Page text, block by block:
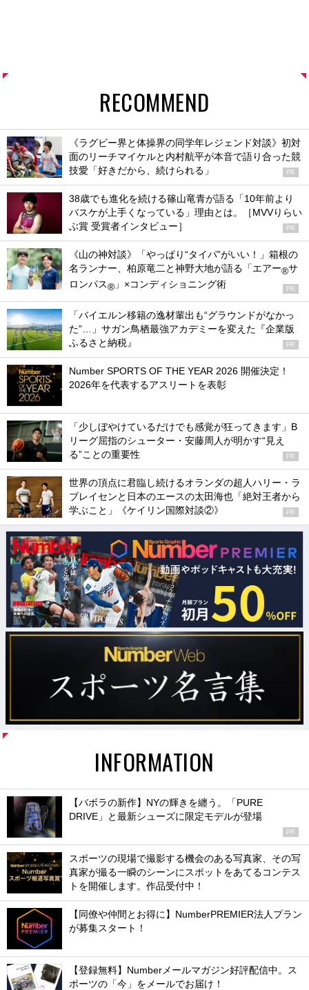
RECOMMEND
《ラグビー界と体操界の同学年レジェンド対談》初対
面のリーチマイケルと内村航平が本音で語り合った競
技愛「好きだから、続けられる」
PR
38歳でも進化を続ける篠山竜青が語る「10年前より
バスケが上手くなっている」理由とは。［MVVりらい
ぶ賞 受賞者インタビュー］
PR
《山の神対談》「やっぱり“タイパ”がいい！」箱根の
名ランナー、柏原竜二と神野大地が語る「エアー®サ
ロンパス® 」×コンディショニング術 PR
「バイエルン移籍の逸材輩出も“グラウンドがなかっ
た”…」サガン鳥栖最強アカデミーを変えた『企業版
ふるさと納税』
PR
Number SPORTS OF THE YEAR 2026 開催決定！
2026年を代表するアスリートを表彰
「少しぼやけているだけでも感覚が狂ってきます」B
リーグ屈指のシューター・安藤周人が明かす“見え
る”ことの重要性
PR
世界の頂点に君臨し続けるオランダの超人ハリー・ラ
ブレイセンと日本のエースの太田海也「絶対王者から
学ぶこと」《ケイリン国際対談②》
PR
INFORMATION
【バボラの新作】NYの輝きを纏う。「PURE
DRIVE」と最新シューズに限定モデルが登場
PR
スポーツの現場で撮影する機会のある写真家、その写
真家が撮る一瞬のシーンにスポットをあてるコンテス
トを開催します。作品受付中！
【同僚や仲間とお得に】NumberPREMIER法人プラン
が募集スタート！
【登録無料】Numberメールマガジン好評配信中。ス
ポーツの「今」をメールでお届け！